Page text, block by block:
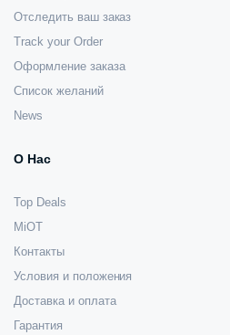
Отследить ваш заказ
Track your Order
Оформление заказа
Список желаний
News
О Нас
Top Deals
MiOT
Контакты
Условия и положения
Доставка и оплата
Гарантия